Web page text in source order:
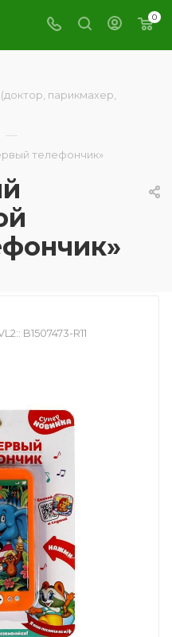
0
парикмахер,
—
телефончик»
B1507473-R11